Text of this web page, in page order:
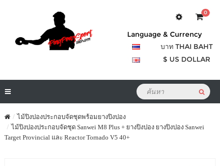
0
Language & Currency
บาท THAI BAHT
$ US DOLLAR
ไม้ปิงปองประกอบจัดชุดพร้อมยางปิงปอง
ไม้ปิงปองประกอบจัดชุด Sanwei M8 Plus + ยางปิงปอง ยางปิงปอง Sanwei
Target Provincial และ Reactor Tornado V5 40+